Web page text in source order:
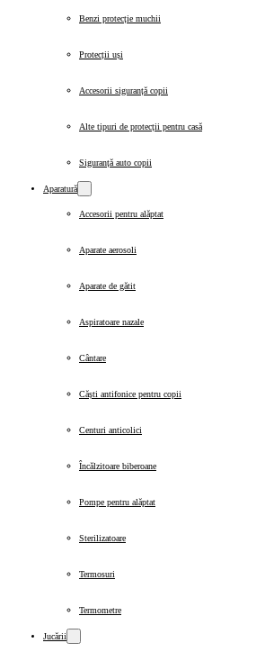
Benzi protecție muchii
Protecții uși
Accesorii siguranță copii
Alte tipuri de protecții pentru casă
Siguranță auto copii
Aparatură
Accesorii pentru alăptat
Aparate aerosoli
Aparate de gătit
Aspiratoare nazale
Cântare
Căști antifonice pentru copii
Centuri anticolici
Încălzitoare biberoane
Pompe pentru alăptat
Sterilizatoare
Termosuri
Termometre
Jucării